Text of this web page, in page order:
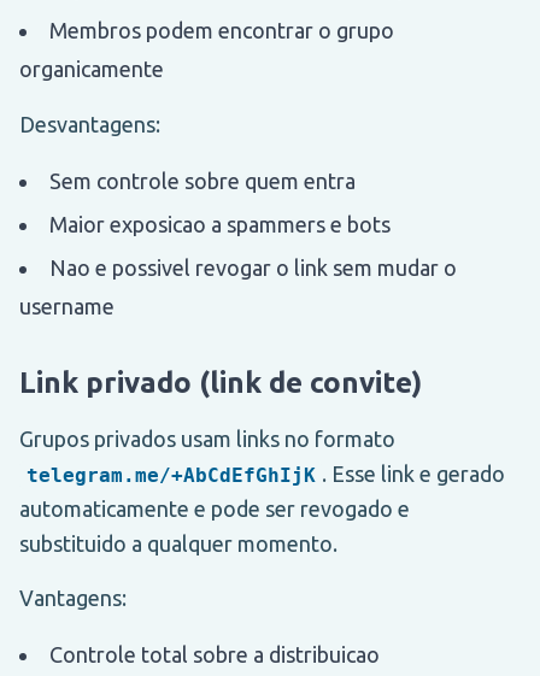
Membros podem encontrar o grupo
organicamente
Desvantagens:
Sem controle sobre quem entra
Maior exposicao a spammers e bots
Nao e possivel revogar o link sem mudar o
username
Link privado (link de convite)
Grupos privados usam links no formato
telegram.me/+AbCdEfGhIjK . Esse link e gerado
automaticamente e pode ser revogado e
substituido a qualquer momento.
Vantagens:
Controle total sobre a distribuicao